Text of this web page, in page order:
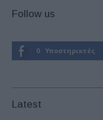
Follow us
0 Υποστηρικτές
Latest